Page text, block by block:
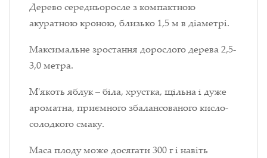
Дерево середньоросле з компактною
акуратною кроною, близько 1,5 м в діаметрі.
Максимальне зростання дорослого дерева 2,5-
3,0 метра.
М'якоть яблук – біла, хрустка, щільна і дуже
ароматна, приємного збалансованого кисло-
солодкого смаку.
Маса плоду може досягати 300 г і навіть